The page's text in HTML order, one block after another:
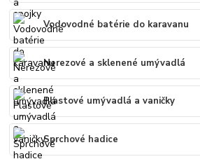
Vodovodné batérie do karavanu
Nerezové a sklenené umývadlá
Plastové umývadlá a vaničky
Sprchové hadice